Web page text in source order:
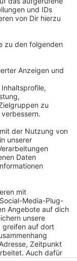
eines
der
dieses
- Crazy